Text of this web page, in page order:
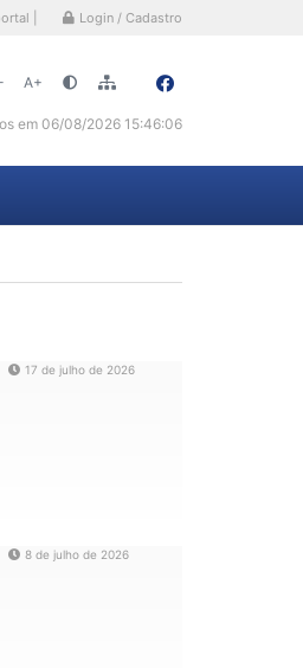
| Login / Cadastro
A+
em 06/08/2026 15:46:06
17 de julho de 2026
8 de julho de 2026